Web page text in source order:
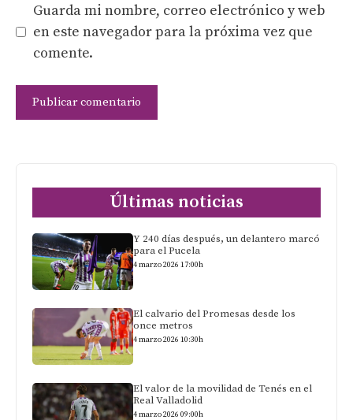
Guarda mi nombre, correo electrónico y web
en este navegador para la próxima vez que
comente.
Últimas noticias
Y 240 días después, un delantero marcó
para el Pucela
4 marzo 2026 17:00h
El calvario del Promesas desde los
once metros
4 marzo 2026 10:30h
El valor de la movilidad de Tenés en el
Real Valladolid
4 marzo 2026 09:00h